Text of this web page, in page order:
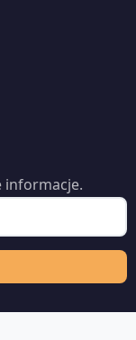
informacje.